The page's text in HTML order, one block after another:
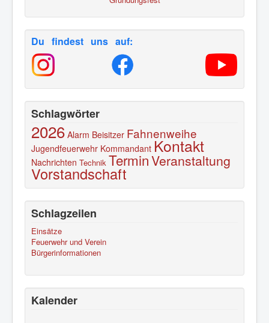
Du findest uns auf:
Schlagwörter
2026 Alarm Beisitzer Fahnenweihe
Jugendfeuerwehr Kommandant Kontakt
Nachrichten Technik TerminVeranstaltung
Vorstandschaft
Schlagzeilen
Einsätze
Feuerwehr und Verein
Bürgerinformationen
Kalender